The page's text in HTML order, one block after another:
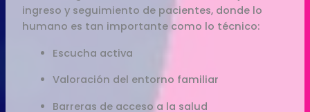
ingreso y seguimiento de pacientes, donde lo
humano es tan importante como lo técnico:
Escucha activa
Valoración del entorno familiar
Barreras de acceso a la salud